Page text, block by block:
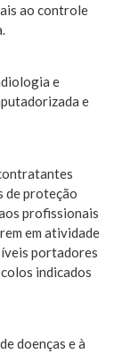
ao controle
e
e
de proteção
profissionais
em atividade
portadores
indicados
doenças e à